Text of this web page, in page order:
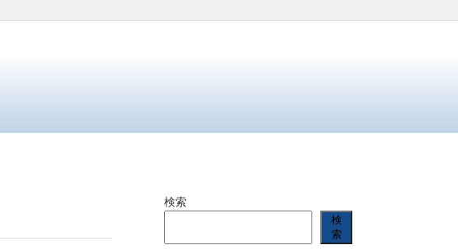
検索
検
索